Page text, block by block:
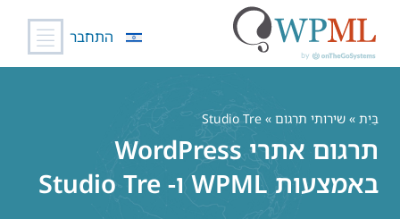
התחבר
בַּיִת » שירותי תרגום » Studio Tre
תרגום אתרי WordPress
באמצעות WPML ו- Studio Tre